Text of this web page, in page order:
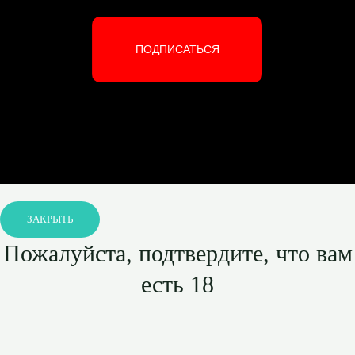
ПОДПИСАТЬСЯ
ЗАКРЫТЬ
Пожалуйста, подтвердите, что вам
есть 18